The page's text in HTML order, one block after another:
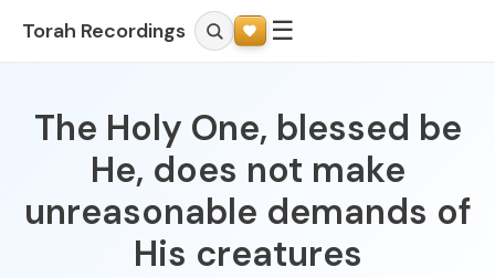
Torah Recordings ☰
The Holy One, blessed be
He, does not make
unreasonable demands of
His creatures